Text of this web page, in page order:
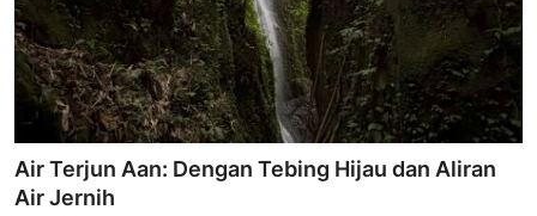
Air Terjun Aan: Dengan Tebing Hijau dan Aliran
Air Jernih